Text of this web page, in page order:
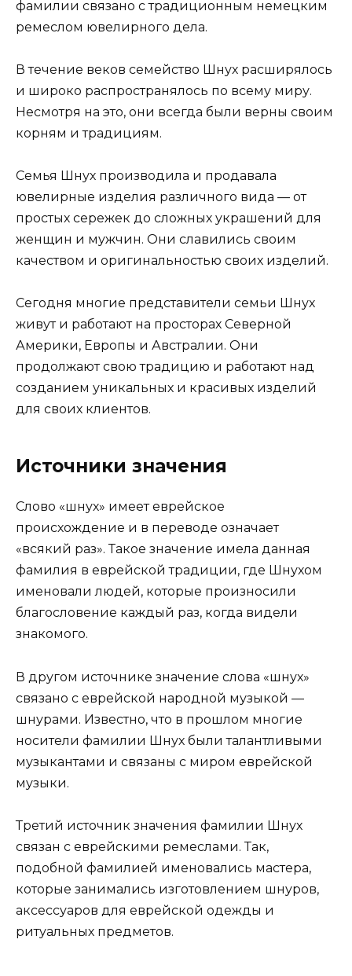
фамилии связано с традиционным немецким
ремеслом ювелирного дела.
В течение веков семейство Шнух расширялось
и широко распространялось по всему миру.
Несмотря на это, они всегда были верны своим
корням и традициям.
Семья Шнух производила и продавала
ювелирные изделия различного вида — от
простых сережек до сложных украшений для
женщин и мужчин. Они славились своим
качеством и оригинальностью своих изделий.
Сегодня многие представители семьи Шнух
живут и работают на просторах Северной
Америки, Европы и Австралии. Они
продолжают свою традицию и работают над
созданием уникальных и красивых изделий
для своих клиентов.
Источники значения
Слово «шнух» имеет еврейское
происхождение и в переводе означает
«всякий раз». Такое значение имела данная
фамилия в еврейской традиции, где Шнухом
именовали людей, которые произносили
благословение каждый раз, когда видели
знакомого.
В другом источнике значение слова «шнух»
связано с еврейской народной музыкой —
шнурами. Известно, что в прошлом многие
носители фамилии Шнух были талантливыми
музыкантами и связаны с миром еврейской
музыки.
Третий источник значения фамилии Шнух
связан с еврейскими ремеслами. Так,
подобной фамилией именовались мастера,
которые занимались изготовлением шнуров,
аксессуаров для еврейской одежды и
ритуальных предметов.